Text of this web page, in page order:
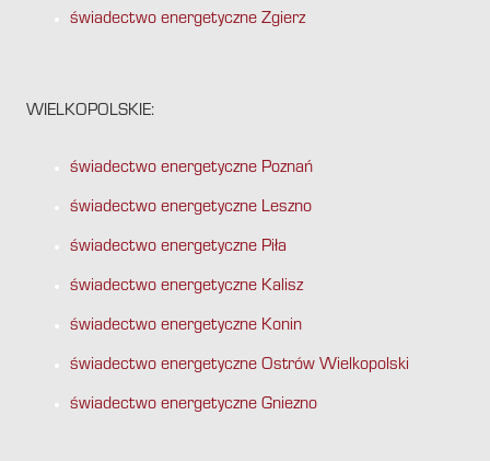
świadectwo energetyczne Zgierz
WIELKOPOLSKIE:
świadectwo energetyczne Poznań
świadectwo energetyczne Leszno
świadectwo energetyczne Piła
świadectwo energetyczne Kalisz
świadectwo energetyczne Konin
świadectwo energetyczne Ostrów Wielkopolski
świadectwo energetyczne Gniezno